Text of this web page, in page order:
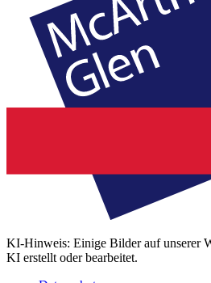
KI-Hinweis: Einige Bilder auf unserer
KI erstellt oder bearbeitet.